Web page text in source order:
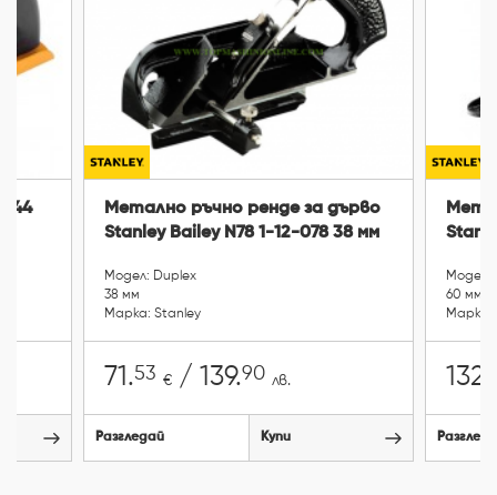
44
Метално ръчно ренде за дърво
Stanley Bailey N78 1-12-078 38 мм
Модел: Duplex
38 мм
Марка: Stanley
71.53 € / 139.90 лв.
Разгледай Купи
Модел:
60 мм
Марка:
132.